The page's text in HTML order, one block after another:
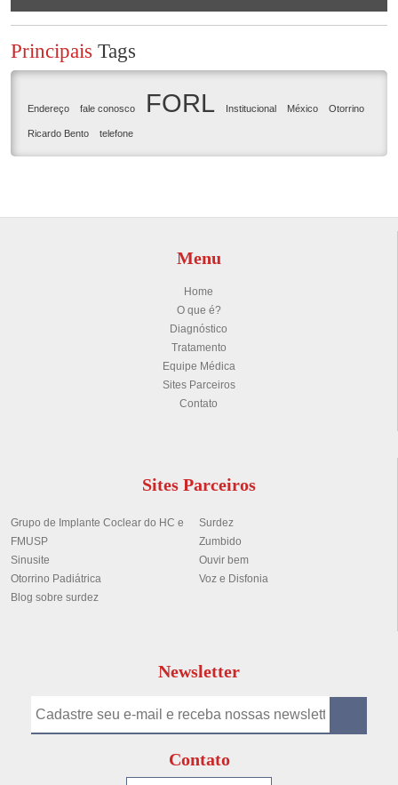
Principais Tags
Endereço fale conosco FORL Institucional México Otorrino
Ricardo Bento telefone
Menu
Home
O que é?
Diagnóstico
Tratamento
Equipe Médica
Sites Parceiros
Contato
Sites Parceiros
Grupo de Implante Coclear do HC e
FMUSP
Surdez
Zumbido
Sinusite
Ouvir bem
Otorrino Padiátrica
Voz e Disfonia
Blog sobre surdez
Newsletter
Contato